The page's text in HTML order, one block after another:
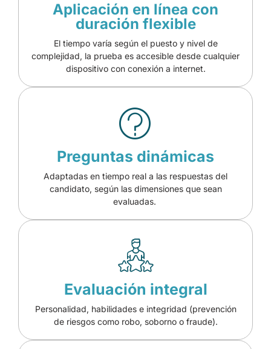
Aplicación en línea con
duración flexible
El tiempo varía según el puesto y nivel de
complejidad, la prueba es accesible desde cualquier
dispositivo con conexión a internet.
Preguntas dinámicas
Adaptadas en tiempo real a las respuestas del
candidato, según las dimensiones que sean
evaluadas.
Evaluación integral
Personalidad, habilidades e integridad (prevención
de riesgos como robo, soborno o fraude).